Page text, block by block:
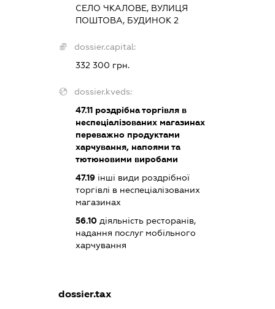
СЕЛО ЧКАЛОВЕ, ВУЛИЦЯ
ПОШТОВА, БУДИНОК 2
dossier.capital:
332 300 грн.
dossier.kveds:
47.11роздрібна торгівля в
неспеціалізованих магазинах
переважно продуктами
харчування, напоями та
тютюновими виробами
47.19інші види роздрібної
торгівлі в неспеціалізованих
магазинах
56.10діяльність ресторанів,
надання послуг мобільного
харчування
dossier.tax